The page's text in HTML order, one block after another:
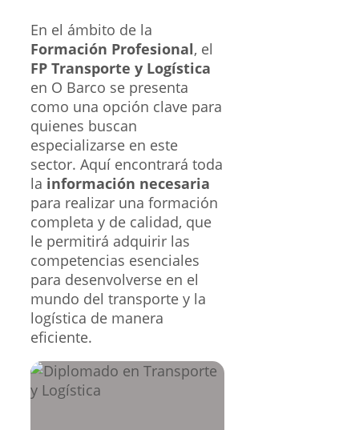
En el ámbito de la
Formación Profesional, el
FP Transporte y Logística
en O Barco se presenta
como una opción clave para
quienes buscan
especializarse en este
sector. Aquí encontrará toda
la información necesaria
para realizar una formación
completa y de calidad, que
le permitirá adquirir las
competencias esenciales
para desenvolverse en el
mundo del transporte y la
logística de manera
eficiente.